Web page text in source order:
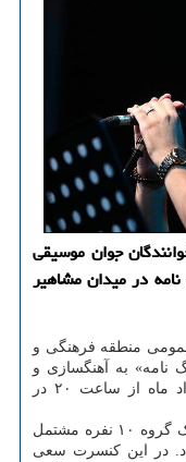
جوان موسیقی
در میدان مشاهیر
منطقه فرهنگی و
نامه» به آهنگسازی و
خوانندگی حسام آرین روز جمعه ۱۹ مرداد ماه از ساعت ۲۰ در
«سوگ نامه» کنسرتی است که با حضور یک گروه ۱۰ نفره مشتمل
در این کنسرت سعی